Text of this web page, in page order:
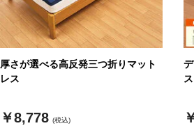
厚さが選べる高反発三つ折りマット
レス
￥8,778 (税込)
ス